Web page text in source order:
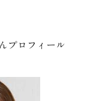
プロフィール